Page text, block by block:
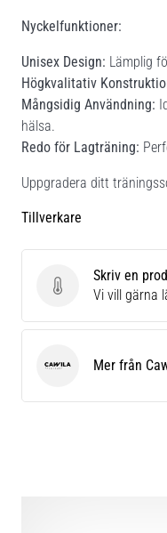
Nyckelfunktioner:
Unisex Design: Lämplig
Högkvalitativ
Mångsidig Användning:
hälsa.
Redo för Lagträning:
Uppgradera ditt
Tillverkare
Skriv en
Skriv en
Vi vill gärna
Cawila Mer från